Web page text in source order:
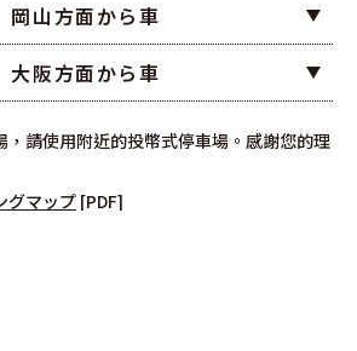
岡山方面から車
大阪方面から車
，請使用附近的投幣式停車場。感謝您的理
グマップ [PDF]